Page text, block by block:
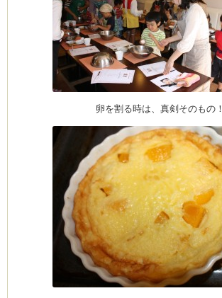
卵を割る時は、真剣そのもの！